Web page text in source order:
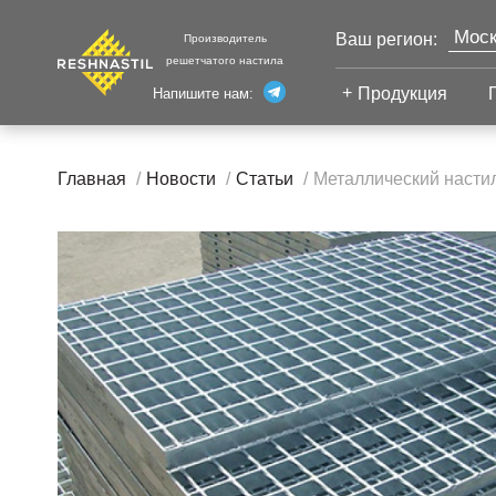
Производитель
решетчатого настила
Напишите нам:
Ваш регион:
Продукция
Настил с
противоскольжением
Настил для стеллажей
Настил для морских
платформ
Главная Новости Статьи Металлический